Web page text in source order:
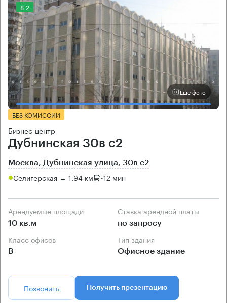
8.2
Еще фото
БЕЗ КОМИССИИ
Бизнес-центр
Дубнинская 30в с2
Москва, Дубнинская улица, 30в с2
Селигерская → 1.94 км ~12 мин
Арендуемые площади
10 кв.м
Ставка арендной платы
по запросу
Класс офисов
B
Тип здания
Офисное здание
Позвонить Получить презентацию